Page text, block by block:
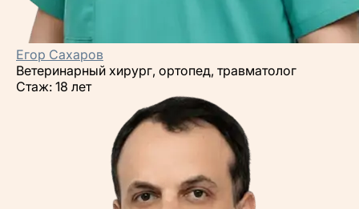
Егор Сахаров
Ветеринарный хирург, ортопед, травматолог
Стаж: 18 лет